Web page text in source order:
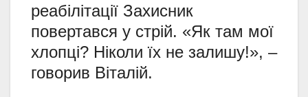
реабілітації Захисник
повертався у стрій. «Як там мої
хлопці? Ніколи їх не залишу!», –
говорив Віталій.